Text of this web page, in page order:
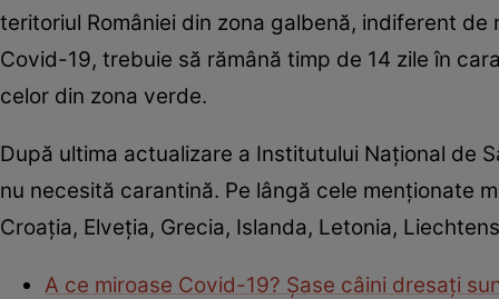
teritoriul României din zona galbenă, indiferent
Covid-19, trebuie să rămână timp de 14 zile în
celor din zona verde.
După ultima actualizare a Institutului Naţional de
nu necesită carantină. Pe lângă cele menţionate
Croaţia, Elveţia, Grecia, Islanda, Letonia,
A ce miroase Covid-19? Şase câini dresaţi